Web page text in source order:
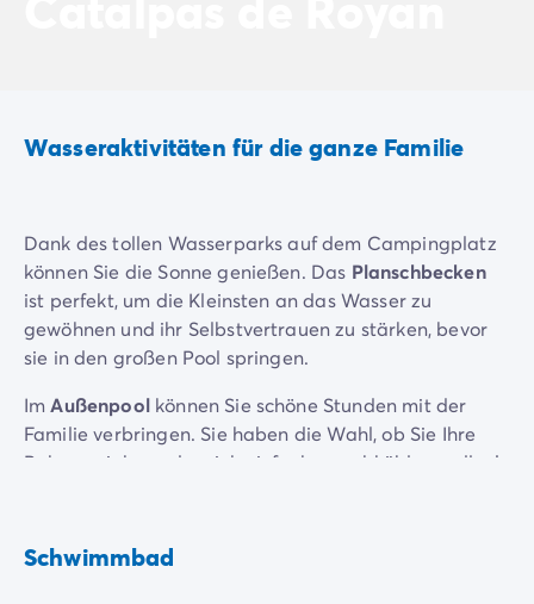
Wasseraktivitäten für die ganze Familie
Dank des tollen Wasserparks auf dem Campingplatz
können Sie die Sonne genießen. Das Planschbecken
ist perfekt, um die Kleinsten an das Wasser zu
gewöhnen und ihr Selbstvertrauen zu stärken, bevor
sie in den großen Pool springen.
ImAußenpoolkönnen Sie schöne Stunden mit der
Familie verbringen. Sie haben die Wahl, ob Sie Ihre
Bahnen ziehen oder sich einfach nur abkühlen wollen!
Wassers in einer entspannten Atmosphäre genießen
Schwimmbad